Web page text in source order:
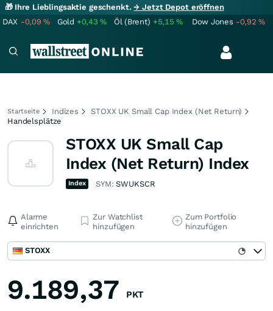
🎁 Ihre Lieblingsaktie geschenkt.→ Jetzt Depot eröffnen
DAX -0,09% Gold +0,43% Öl (Brent) +5,15% Dow Jones -0,92%
Startseite Indizes
STOXX UK Small Cap Index (Net Return)
Handelsplätze
STOXX UK Small Cap
Index (Net Return) Index
Index SYM:SWUKSCR
Alarme
einrichten
Zur Watchlist
hinzufügen
Zum Portfolio
hinzufügen
STOXX
9.189,37 PKT